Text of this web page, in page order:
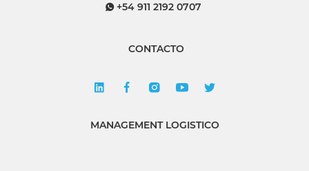
+54 911 2192 0707
CONTACTO
MANAGEMENT LOGISTICO